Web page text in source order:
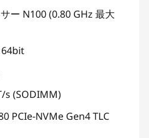
ー N100 (0.80 GHz 最大
s (SODIMM)
PCIe-NVMe Gen4 TLC